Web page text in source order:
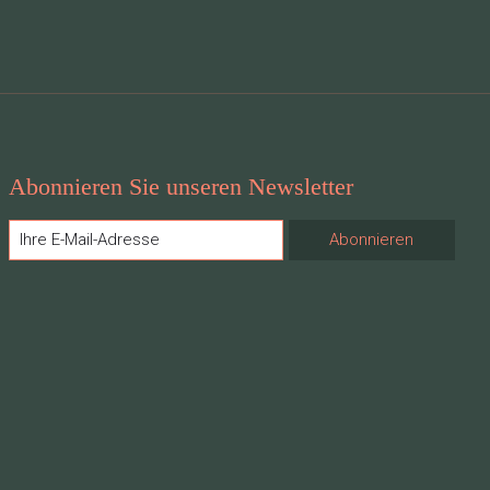
Abonnieren Sie unseren Newsletter
Abonnieren